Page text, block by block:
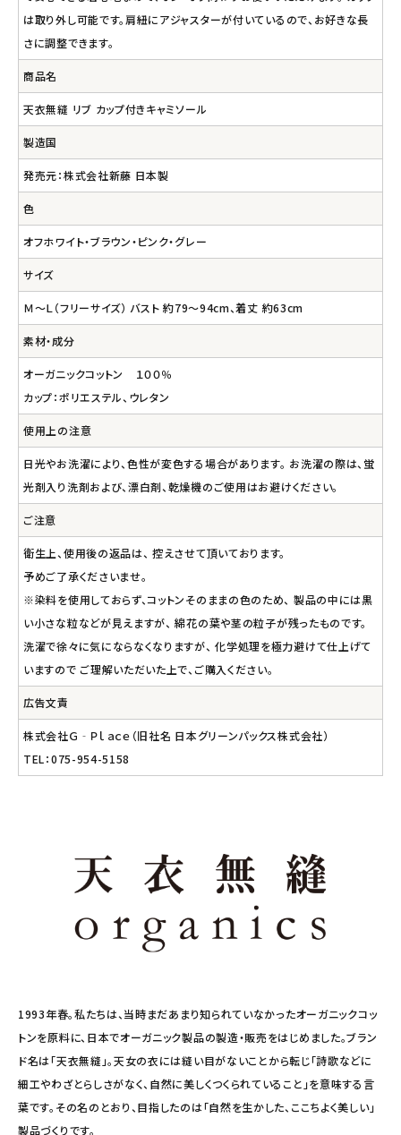
は取り外し可能です。肩紐にアジャスターが付いているので、お好きな長
さに調整できます。
商品名
天衣無縫 リブ カップ付きキャミソール
製造国
発売元：株式会社新藤 日本製
色
オフホワイト・ブラウン・ピンク・グレー
サイズ
Ｍ～Ｌ（フリーサイズ） バスト 約79～94cm、着丈 約63cm
素材・成分
オーガニックコットン １００％
カップ：ポリエステル、ウレタン
使用上の注意
日光やお洗濯により、色性が変色する場合があります。 お洗濯の際は、蛍
光剤入り洗剤および、漂白剤、乾燥機のご使用はお避けください。
ご注意
衛生上、使用後の返品は、 控えさせて頂いております。
予めご了承くださいませ。
※染料を使用しておらず、コットンそのままの色のため、 製品の中には黒
い小さな粒などが見えますが、 綿花の葉や茎の粒子が残ったものです。
洗濯で徐々に気にならなくなりますが、 化学処理を極力避けて仕上げて
いますので ご理解いただいた上で、ご購入ください。
広告文責
株式会社Ｇ‐Ｐｌａｃｅ（旧社名 日本グリーンパックス株式会社）
TEL：075-954-5158
1993年春。私たちは、当時まだあまり知られていなかったオーガニックコッ
トンを原料に、日本でオーガニック製品の製造・販売をはじめました。ブラン
ド名は「天衣無縫」。天女の衣には縫い目がないことから転じ「詩歌などに
細工やわざとらしさがなく、自然に美しくつくられていること」を意味する言
葉です。その名のとおり、目指したのは「自然を生かした、ここちよく美しい」
製品づくりです。